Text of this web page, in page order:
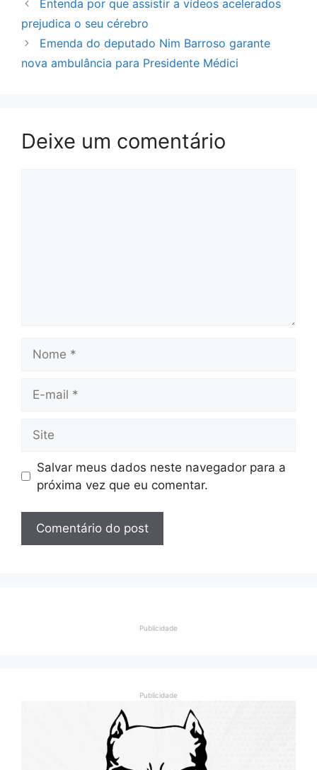
Entenda por que assistir a vídeos acelerados
prejudica o seu cérebro
Emenda do deputado Nim Barroso garante
nova ambulância para Presidente Médici
Deixe um comentário
mail
Salvar meus dados neste navegador para a
próxima vez que eu comentar.
Publicidade
Publicidade